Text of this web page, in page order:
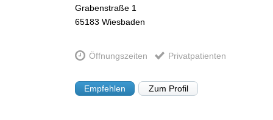
Grabenstraße 1
65183 Wiesbaden
Öffnungszeiten Privatpatienten
Empfehlen Zum Profil